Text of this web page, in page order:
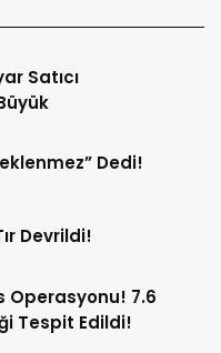
Satıcı
Dedi!
Devrildi!
Operasyonu! 7.6
Tespit Edildi!